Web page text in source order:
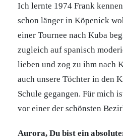
Ich lernte 1974 Frank
schon länger in Köpenick
einer Tournee nach Kuba
zugleich auf spanisch
lieben und zog zu ihm nach
auch unsere Töchter in den
Schule gegangen. Für mich
vor einer der schönsten
Aurora, Du bist ein